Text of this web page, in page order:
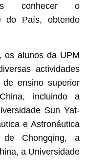
conhecer o
do País, obtendo
os alunos da UPM
actividades
ensino superior
incluindo a
Sun Yat-
e Astronáutica
Chongqing, a
a Universidade